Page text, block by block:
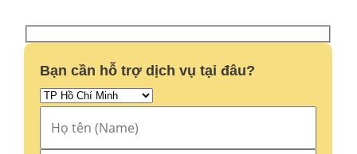
Bạn cần hỗ trợ dịch vụ tại đâu?